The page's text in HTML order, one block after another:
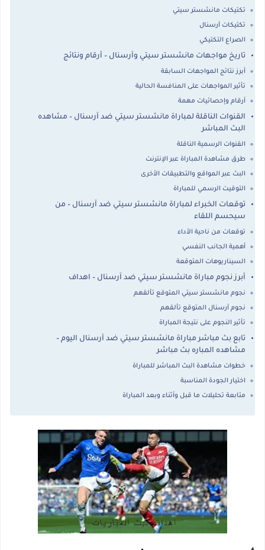
تكتيكات مانشستر سيتي
تكتيكات آرسنال
الصراع التكتيكي
تاريخ مواجهات مانشستر سيتي وآرسنال – أرقام ونتائج
أبرز نتائج المواجهات السابقة
تأثير المواجهات على المنافسة الحالية
أرقام وإحصائيات مهمة
القنوات الناقلة لمباراة مانشستر سيتي ضد آرسنال – مشاهده
البث المباشر
القنوات الرسمية الناقلة
طرق مشاهدة المباراة عبر الإنترنت
البث عبر المواقع والتطبيقات الأخرى
التوقيت الرسمي للمباراة
توقعات الخبراء لمباراة مانشستر سيتي ضد آرسنال – من
سيحسم اللقاء
توقعات من ناحية الأداء
أهمية الجانب النفسي
السيناريوهات المتوقعة
أبرز نجوم مباراة مانشستر سيتي ضد آرسنال – اهداف
نجوم مانشستر سيتي المتوقع تألقهم
نجوم آرسنال المتوقع تألقهم
تأثير النجوم على نتيجة المباراة
تابع بث مباشر مباراة مانشستر سيتي ضد آرسنال اليوم –
مشاهده المباره بث مباشر
خطوات مشاهدة البث المباشر للمباراة
اختيار الجودة المناسبة
متابعة تحليلات ما قبل وأثناء وبعد المباراة